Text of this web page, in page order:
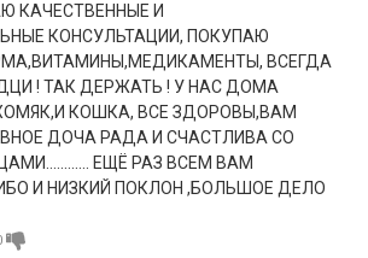
КАЧЕСТВЕННЫЕ И
КОНСУЛЬТАЦИИ, ПОКУПАЮ
ВСЕГДА
! ТАК ДЕРЖАТЬ ! У НАС ДОМА
КОШКА, ВСЕ ЗДОРОВЫ,ВАМ
ДОЧА РАДА И СЧАСТЛИВА СО
ЕЩЁ РАЗ ВСЕМ ВАМ
И НИЗКИЙ ПОКЛОН ,БОЛЬШОЕ ДЕЛО